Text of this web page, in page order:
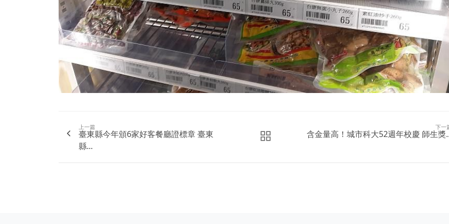
上一篇
臺東縣今年頒6家好客餐廳證標章 臺東
縣...
下一
含金量高！城市科大52週年校慶 師生獎